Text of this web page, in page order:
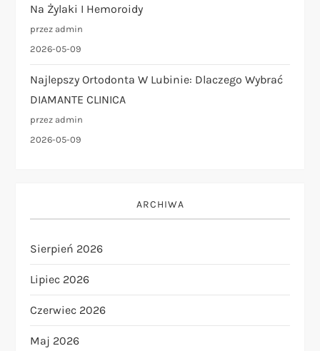
Na Żylaki I Hemoroidy
przez admin
2026-05-09
Najlepszy Ortodonta W Lubinie: Dlaczego Wybrać
DIAMANTE CLINICA
przez admin
2026-05-09
ARCHIWA
Sierpień 2026
Lipiec 2026
Czerwiec 2026
Maj 2026